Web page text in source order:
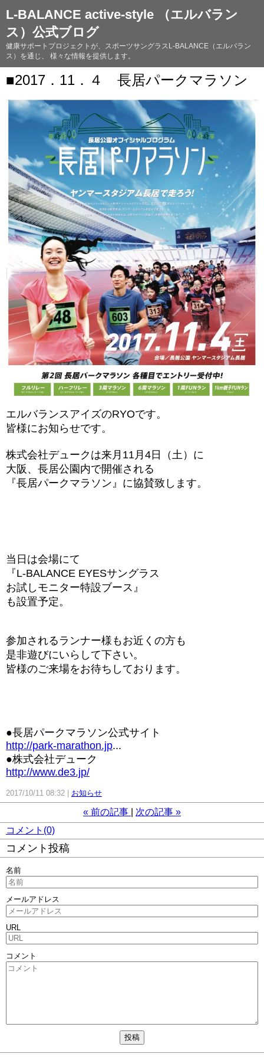
L-BALANCE active-style （エルバラン
ス）公式ブログ
健康サポートプロジェクトが、スポーツサングラスL-BALANCE（エルバラン
ス）を通じ、 様々な情報を提供します。
■2017．11．４ 長居パークマラソン
エルバランスアイズのRYOです。
皆様にお知らせです。
株式会社デュークは来月11月4日（土）に
大阪、長居公園内で開催される
『長居パークマラソン』に協賛致します。
当日は会場にて
『L-BALANCE EYESサングラス
お試しモニター特設ブース』
も設置予定。
参加されるランナー様もお近くの方も
是非遊びにいらして下さい。
皆様のご来場をお待ちしております。
●長居パークマラソン公式サイト
http://park-marathon.jp...
●株式会社デューク
http://www.de3.jp/
2017/10/11 08:32 お知らせ
« 前の記事 次の記事 »
コメント(0)
コメント投稿
名前
メールアドレス
URL
コメント